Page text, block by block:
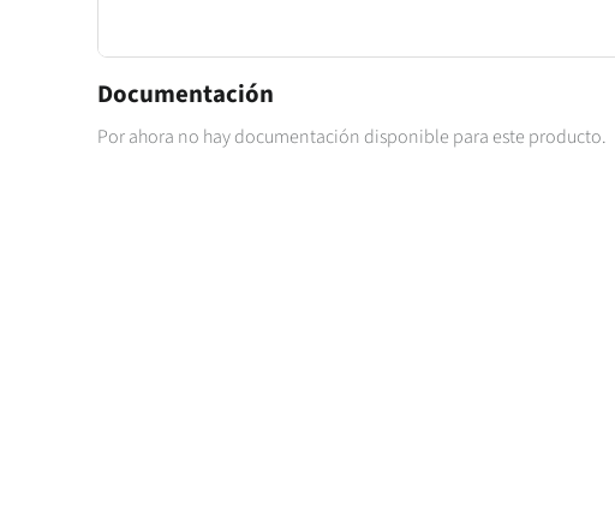
Documentación
Por ahora no hay documentación disponible para este producto.